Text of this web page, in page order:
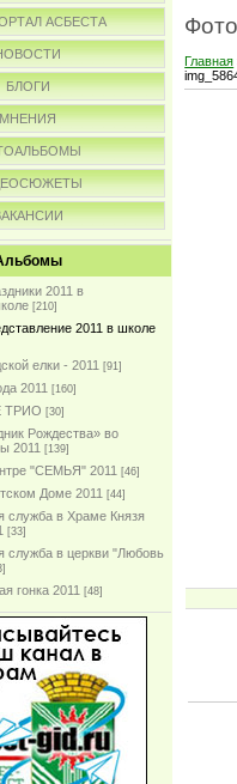
АСБЕСТА
БЛОГИ
МНЕНИЯ
2011 в
[210]
2011 в школе
елки - 2011 [91]
2011 [160]
ТРИО [30]
Рождества» во
2011 [139]
"СЕМЬЯ" 2011 [46]
Доме 2011 [44]
служба в Храме Князя
[33]
служба в церкви "Любовь
гонка 2011 [48]
Главная